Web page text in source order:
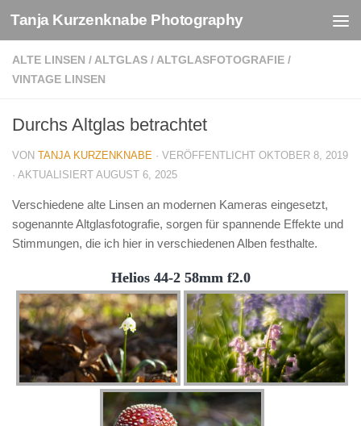
Zum Inhalt springen
Tanja Kurzenknabe Photography
ALTE LINSEN / ALTGLAS / ALTGLASFOTOGRAFIE /
VINTAGE LINSEN
Durchs Altglas betrachtet
VON TANJA KURZENKNABE · VERÖFFENTLICHT OKTOBER 8, 2019
· AKTUALISIERT AUGUST 6, 2025
Verschiedene alte Linsen an modernen Kameras eingesetzt,
sogenannte Altglasfotografie, sorgen für spannende Effekte und
Stimmungen, die ich hier in verschiedenen Alben festhalte.
Helios 44-2 58mm f2.0